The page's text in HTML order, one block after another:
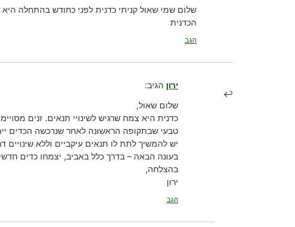
שלום שמי שאול קניתי כדנית לפני כחודש בהתחלה
הכדנית
הגב
ירון הגיב:
שלום שאול,
כדנית היא צמח שרגיש לשינויי תנאים. זנים
טבעי שבתקופה הראשונה לאחר שנרכשה הכדים
יש להמשיך לתת לו תנאים עיקביים וללא
בעונה הבאה – בדרך כלל באביב, יצמחו כדים
בהצלחה,
ירון
הגב